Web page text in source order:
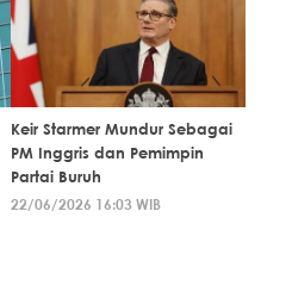
Keir Starmer Mundur Sebagai
PM Inggris dan Pemimpin
Partai Buruh
22/06/2026 16:03 WIB